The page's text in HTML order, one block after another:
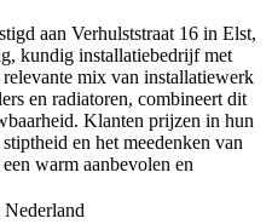
aan Verhulststraat 16 in Elst,
kundig installatiebedrijf met
mix van installatiewerk
en radiatoren, combineert dit
Klanten prijzen in hun
en het meedenken van
warm aanbevolen en